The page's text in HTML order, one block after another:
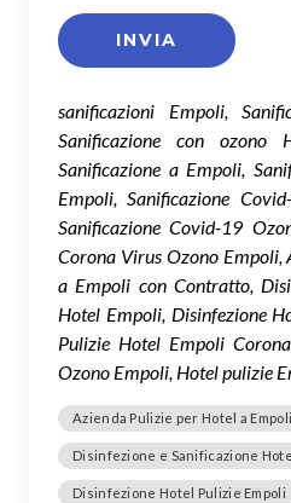
sanificazioni Empoli,
Sanificazione con ozono
Sanificazione a Empoli,
Empoli, Sanificazione
Sanificazione Covid-19
Corona Virus Ozono Empoli,
a Empoli con Contratto,
Hotel Empoli, Disinfezione
Pulizie Hotel Empoli
Ozono Empoli, Hotel pulizie
Azienda Pulizie per Hotel a
Disinfezione e Sanificazione
Disinfezione Hotel Pulizie Empoli